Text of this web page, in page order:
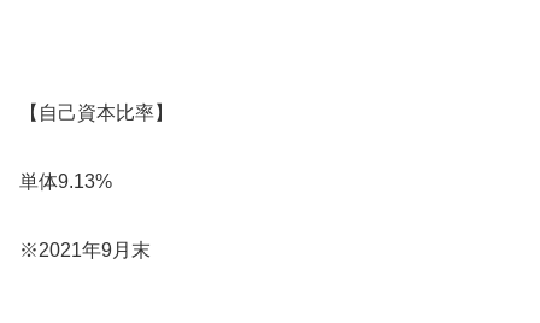
【自己資本比率】
単体9.13%
※2021年9月末